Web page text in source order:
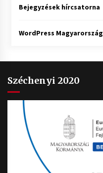
Bejegyzések hírcsatorna
WordPress Magyarország
Széchenyi 2020